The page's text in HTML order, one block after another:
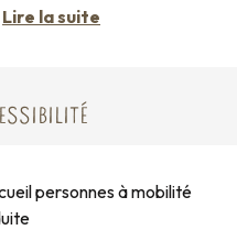
Lire la suite
personnes à mobilité